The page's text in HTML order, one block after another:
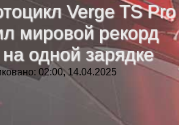
Verge TS Pro
мировой рекорд
на одной зарядке
02:00, 14.04.2025
»